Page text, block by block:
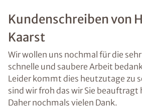
PLZ*
Ort*
Schaden
Kundenschreiben von
Kaarst
Wir wollen uns nochmal für die
schnelle und saubere Arbeit
Leider kommt dies heutzutage zu
sind wir froh das wir Sie beauftragt
Daher nochmals vielen Dank.